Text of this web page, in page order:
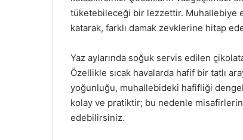
tüketebileceği bir lezzettir. Muhallebiye
katarak, farklı damak zevklerine hitap
Yaz aylarında soğuk servis edilen
Özellikle sıcak havalarda hafif bir tatlı
yoğunluğu, muhallebideki hafifliği
kolay ve pratiktir; bu nedenle
edebilirsiniz.